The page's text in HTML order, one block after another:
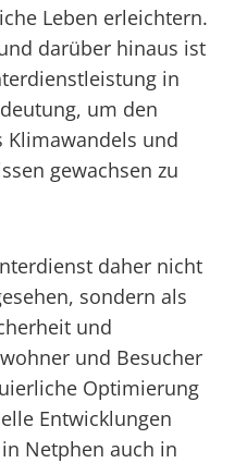
Leben erleichtern.
darüber hinaus ist
in
um den
Klimawandels und
gewachsen zu
daher nicht
sondern als
und
und Besucher
Optimierung
Entwicklungen
Netphen auch in